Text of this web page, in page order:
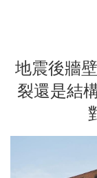
地震後牆
裂還是結